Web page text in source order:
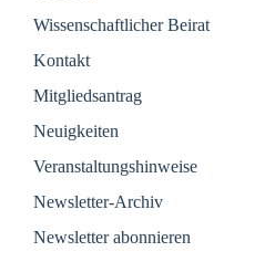
Wissenschaftlicher Beirat
Kontakt
Mitgliedsantrag
Neuigkeiten
Veranstaltungshinweise
Newsletter-Archiv
Newsletter abonnieren